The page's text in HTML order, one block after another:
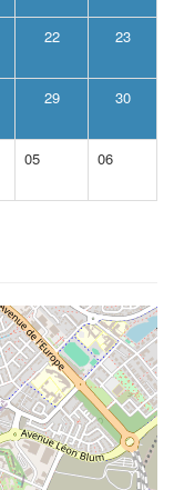
22 23
29 30
05 06